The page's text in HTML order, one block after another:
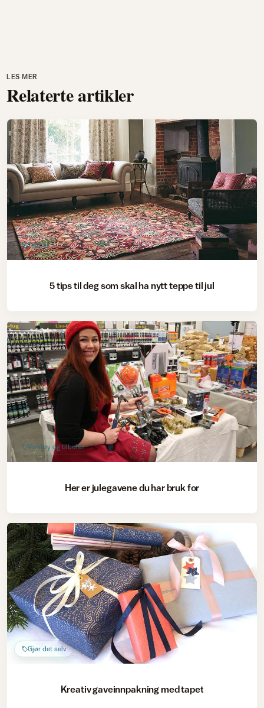
LES MER
Relaterte artikler
Tepper
5 tips til deg som skal ha nytt teppe til jul
Verktøy og tilbehør
Her er julegavene du har bruk for
Gjør det selv
Kreativ gaveinnpakning med tapet